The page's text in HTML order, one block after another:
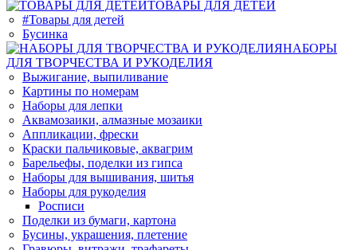
ТОВАРЫ ДЛЯ ДЕТЕЙ
#Товары для детей
Бусинка
НАБОРЫ
ДЛЯ ТВОРЧЕСТВА И РУКОДЕЛИЯ
Выжигание, выпиливание
Картины по номерам
Наборы для лепки
Аквамозаики, алмазные мозаики
Аппликации, фрески
Краски пальчиковые, аквагрим
Барельефы, поделки из гипса
Наборы для вышивания, шитья
Наборы для рукоделия
Росписи
Поделки из бумаги, картона
Бусины, украшения, плетение